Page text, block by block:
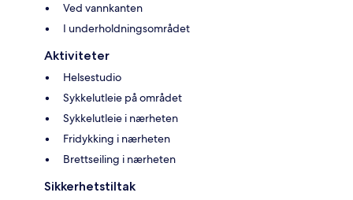
Ved vannkanten
I underholdningsområdet
Aktiviteter
Helsestudio
Sykkelutleie på området
Sykkelutleie i nærheten
Fridykking i nærheten
Brettseiling i nærheten
Sikkerhetstiltak